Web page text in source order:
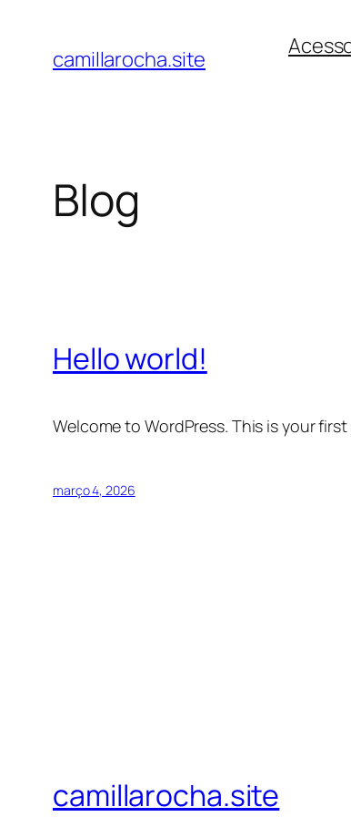
camillarocha.site
Blog
Hello world!
Welcome to WordPress. This is your
março 4, 2026
camillarocha.site